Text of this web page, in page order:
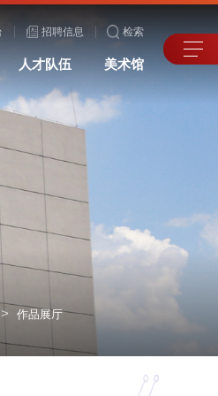
招聘信息 检索
人才队伍 美术馆
> 作品展厅